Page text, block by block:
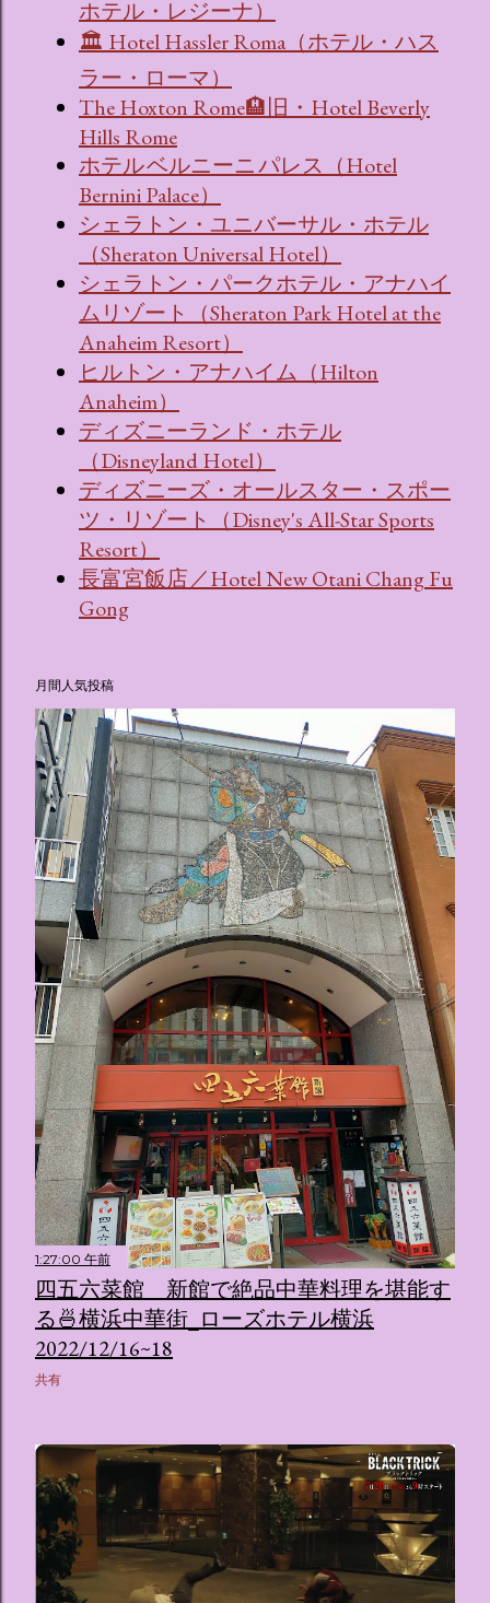
ホテル・レジーナ）
🏛 Hotel Hassler Roma（ホテル・ハス
ラー・ローマ）
The Hoxton Rome🏨旧・Hotel Beverly
Hills Rome
ホテル ベルニーニ パレス（Hotel
Bernini Palace）
シェラトン・ユニバーサル・ホテル
（Sheraton Universal Hotel）
シェラトン・パークホテル・アナハイ
ムリゾート（Sheraton Park Hotel at the
Anaheim Resort）
ヒルトン・アナハイム（Hilton
Anaheim）
ディズニーランド・ホテル
（Disneyland Hotel）
ディズニーズ・オールスター・スポー
ツ・リゾート（Disney's All-Star Sports
Resort）
長富宮飯店／Hotel New Otani Chang Fu
Gong
月間人気投稿
1:27:00 午前
四五六菜館 新館で絶品中華料理を堪能す
る🍜横浜中華街_ローズホテル横浜
2022/12/16~18
共有